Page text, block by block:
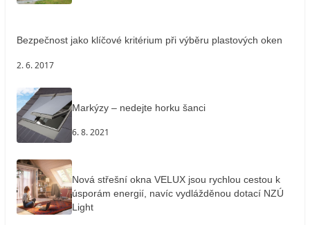
Bezpečnost jako klíčové kritérium při výběru plastových oken
2. 6. 2017
Markýzy – nedejte horku šanci
6. 8. 2021
Nová střešní okna VELUX jsou rychlou cestou k
úsporám energií, navíc vydlážděnou dotací NZÚ
Light